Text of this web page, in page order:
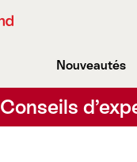
Nouveautés
Conseils